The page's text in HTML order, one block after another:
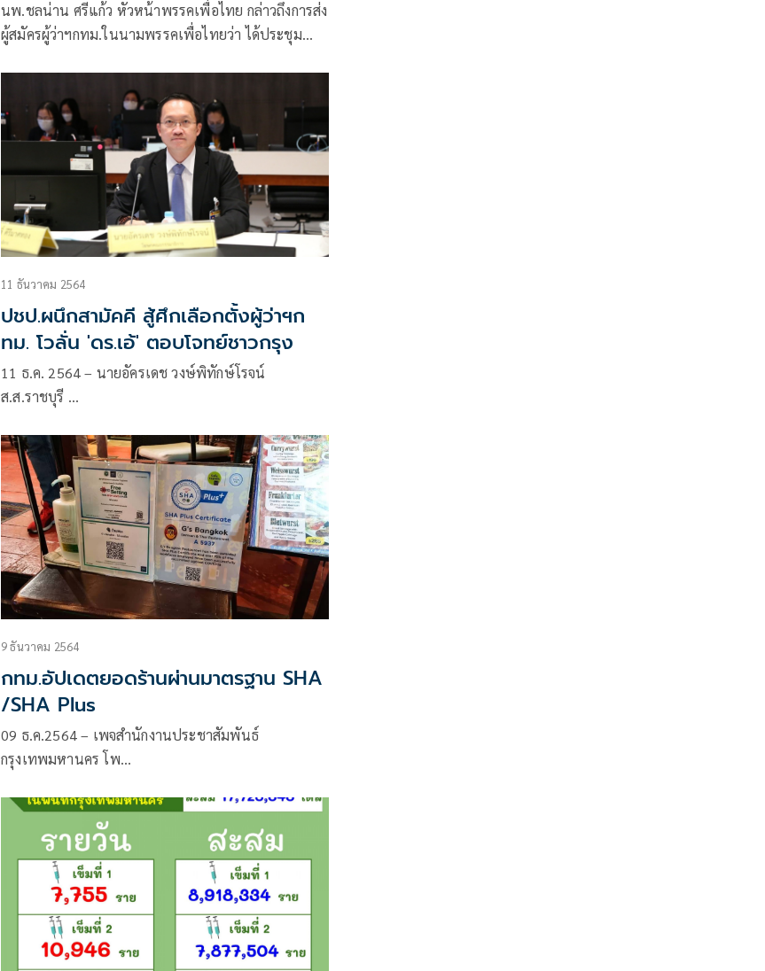
นพ.ชลน่าน ศรีแก้ว หัวหน้าพรรคเพื่อไทย กล่าวถึงการส่ง
ผู้สมัครผู้ว่าฯกทม.ในนามพรรคเพื่อไทยว่า ได้ประชุม
11 ธันวาคม 2564
ปชป.ผนึกสามัคคี สู้ศึกเลือกตั้งผู้ว่าฯก
ทม. โวลั่น 'ดร.เอ้' ตอบโจทย์ชาวกรุง
11 ธ.ค. 2564 – นายอัครเดช วงษ์พิทักษ์โรจน์
ส.ส.ราชบุรี …
9 ธันวาคม 2564
กทม.อัปเดตยอดร้านผ่านมาตรฐาน SHA
/SHA Plus
09 ธ.ค.2564 – เพจสำนักงานประชาสัมพันธ์
กรุงเทพมหานคร โพ…